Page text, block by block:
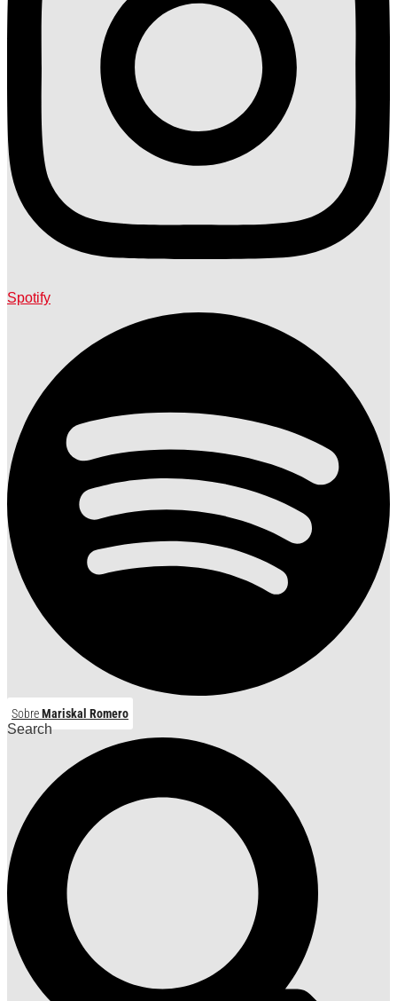
Spotify
SobreMariskal Romero
Search